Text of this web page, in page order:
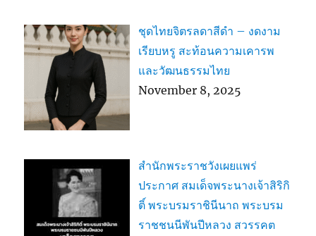
ชุดไทยจิตรลดาสีดำ – งดงาม
เรียบหรู สะท้อนความเคารพ
และวัฒนธรรมไทย
November 8, 2025
สำนักพระราชวังเผยแพร่
ประกาศ สมเด็จพระนางเจ้าสิริกิ
ติ์ พระบรมราชินีนาถ พระบรม
ราชชนนีพันปีหลวง สวรรคต